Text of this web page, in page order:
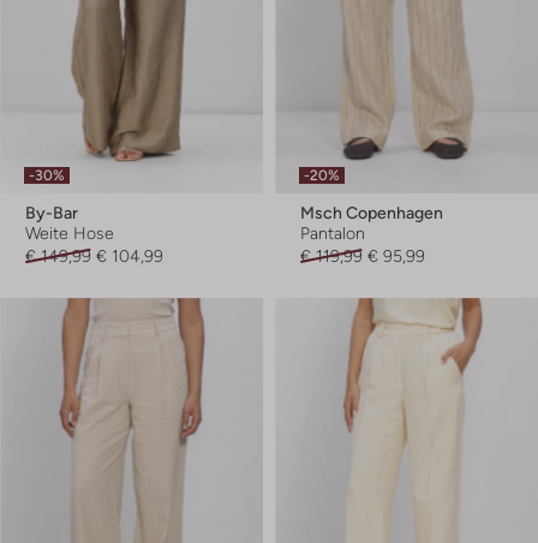
-30%
By-Bar
Weite Hose
€ 149,99 € 104,99
-20%
Msch Copenhagen
Pantalon
€ 119,99 € 95,99